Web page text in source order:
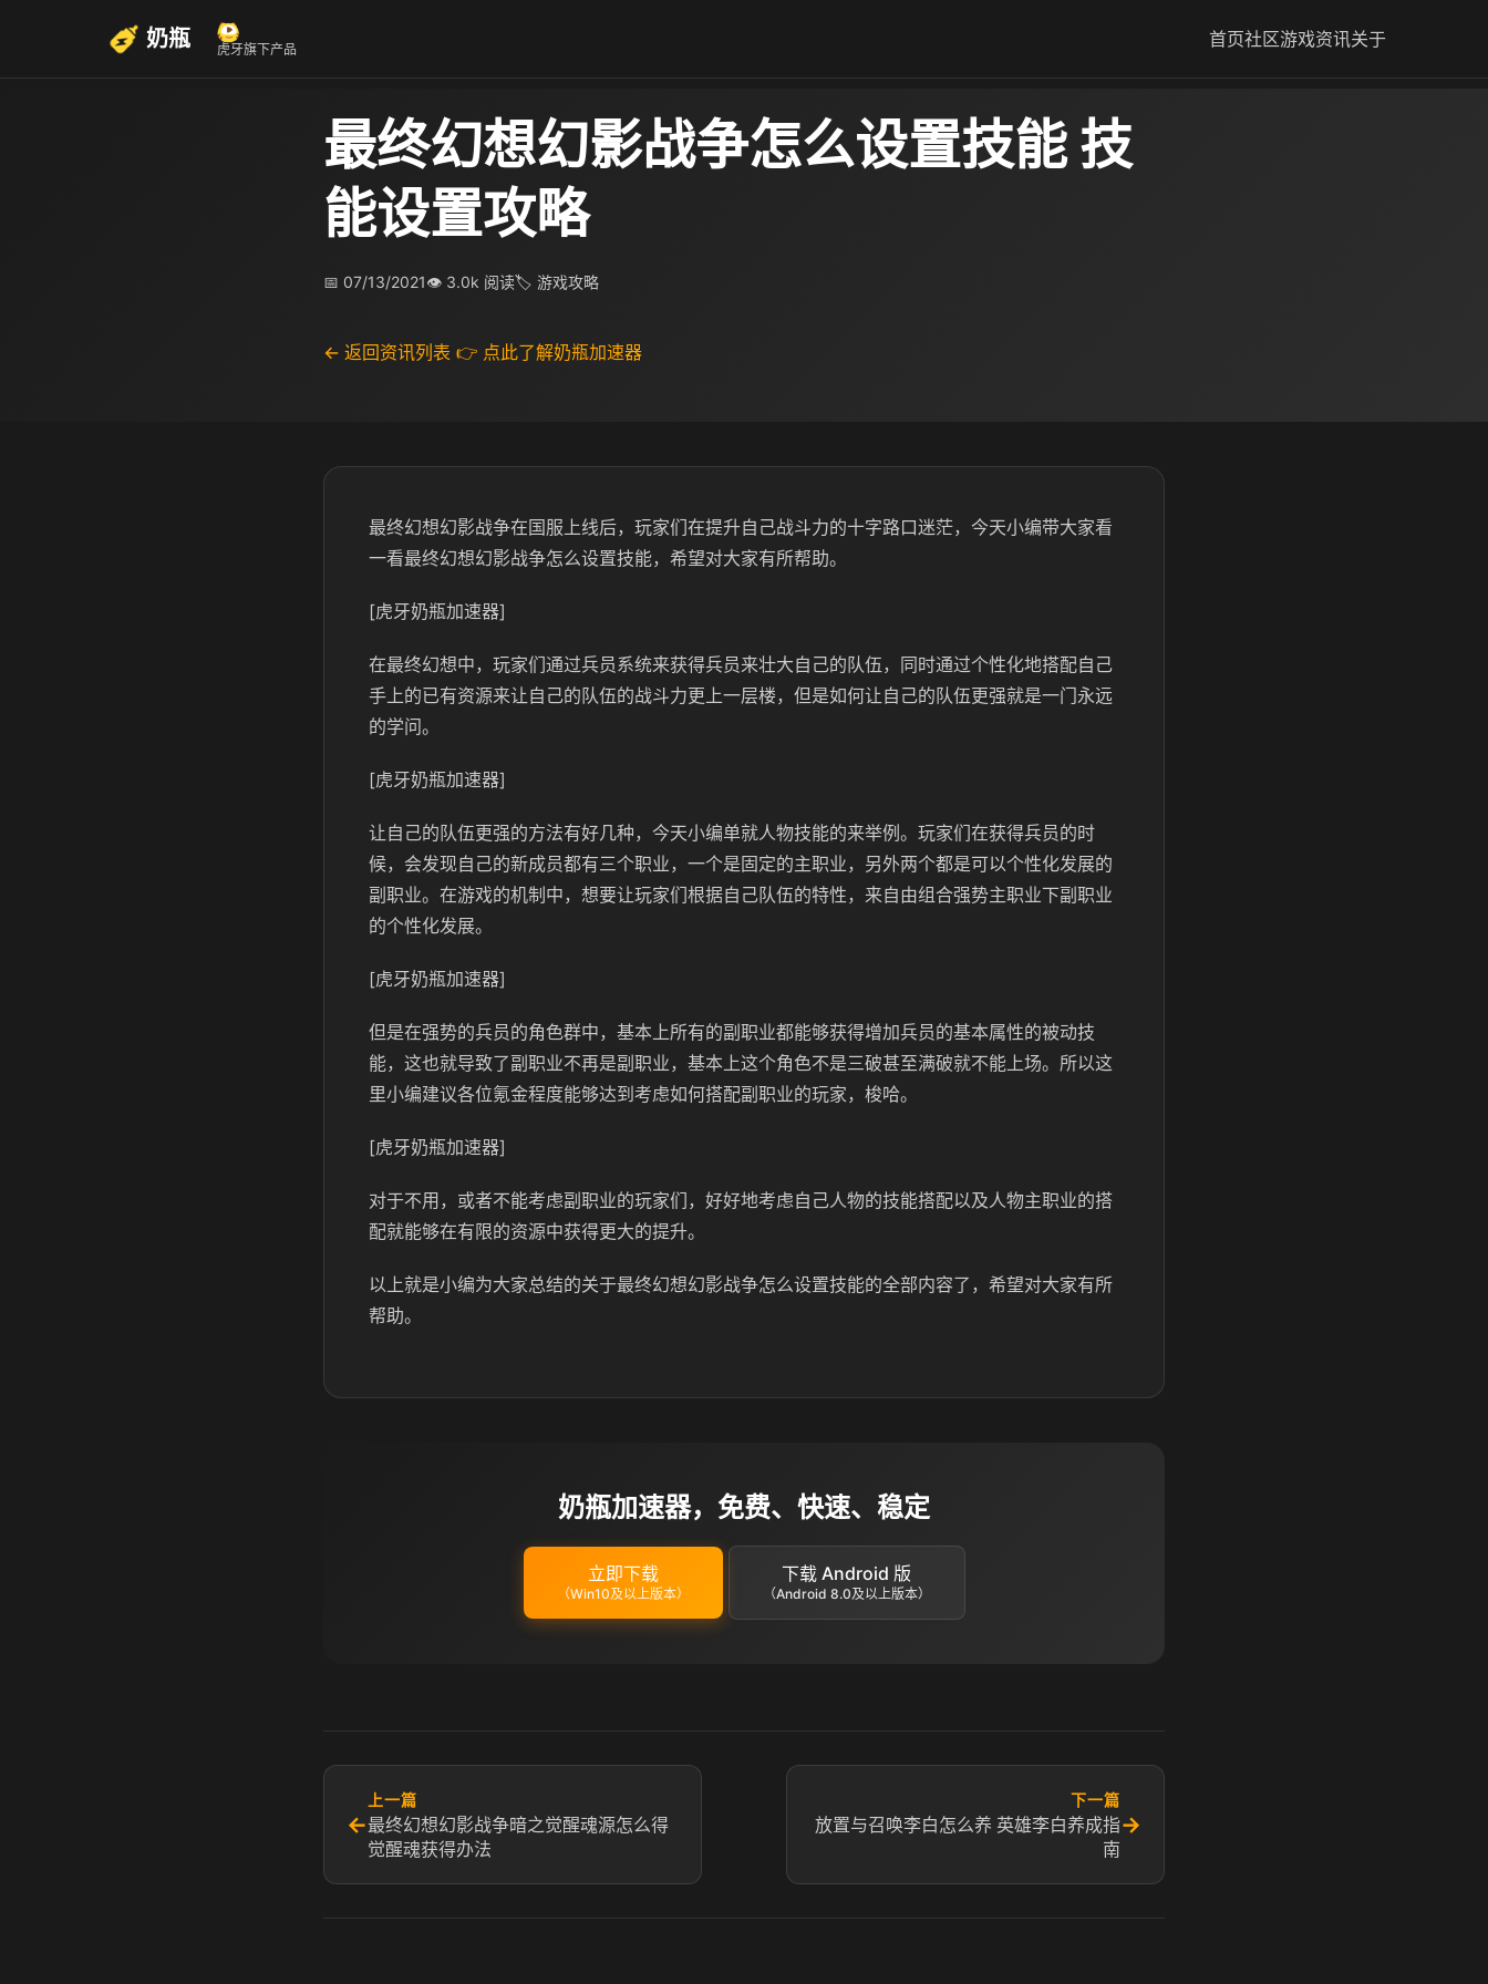
奶瓶 虎牙旗下产品 首页社区游戏资讯关于
最终幻想幻影战争怎么设置技能 技
能设置攻略
📅 07/13/2021👁 3.0k 阅读🏷 游戏攻略
← 返回资讯列表 👉 点此了解奶瓶加速器
最终幻想幻影战争在国服上线后，玩家们在提升自己战斗力的十字路口迷茫，今天小编带大家看
一看最终幻想幻影战争怎么设置技能，希望对大家有所帮助。
[虎牙奶瓶加速器]
在最终幻想中，玩家们通过兵员系统来获得兵员来壮大自己的队伍，同时通过个性化地搭配自己
手上的已有资源来让自己的队伍的战斗力更上一层楼，但是如何让自己的队伍更强就是一门永远
的学问。
[虎牙奶瓶加速器]
让自己的队伍更强的方法有好几种，今天小编单就人物技能的来举例。玩家们在获得兵员的时
候，会发现自己的新成员都有三个职业，一个是固定的主职业，另外两个都是可以个性化发展的
副职业。在游戏的机制中，想要让玩家们根据自己队伍的特性，来自由组合强势主职业下副职业
的个性化发展。
[虎牙奶瓶加速器]
但是在强势的兵员的角色群中，基本上所有的副职业都能够获得增加兵员的基本属性的被动技
能，这也就导致了副职业不再是副职业，基本上这个角色不是三破甚至满破就不能上场。所以这
里小编建议各位氪金程度能够达到考虑如何搭配副职业的玩家，梭哈。
[虎牙奶瓶加速器]
对于不用，或者不能考虑副职业的玩家们，好好地考虑自己人物的技能搭配以及人物主职业的搭
配就能够在有限的资源中获得更大的提升。
以上就是小编为大家总结的关于最终幻想幻影战争怎么设置技能的全部内容了，希望对大家有所
帮助。
奶瓶加速器，免费、快速、稳定
立即下载
（Win10及以上版本）
下载 Android 版
（Android 8.0及以上版本）
←
上一篇
最终幻想幻影战争暗之觉醒魂源怎么得
觉醒魂获得办法
下一篇
放置与召唤李白怎么养 英雄李白养成指
南
→